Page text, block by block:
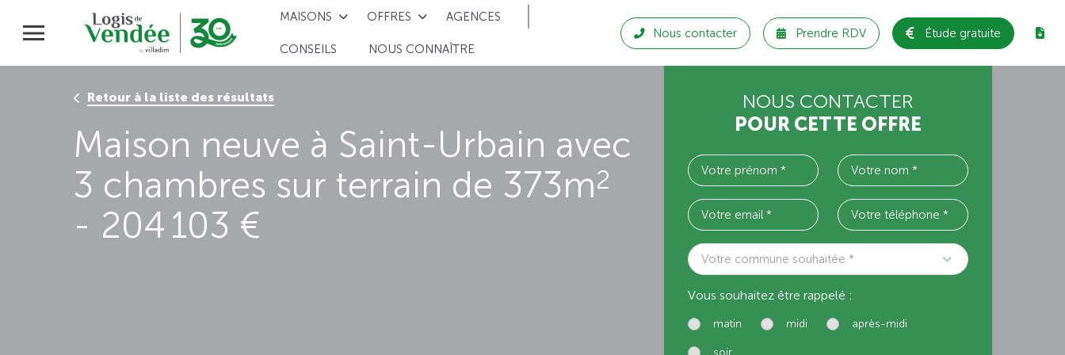
MAISONS OFFRES AGENCES
CONSEILS NOUS CONNAÎTRE
Nous contacter Prendre RDV Étude gratuite
Retour à la liste des résultats
Maison neuve à Saint-Urbain avec
3 chambres sur terrain de 373m2
- 204 103 €
NOUS CONTACTER
POUR CETTE OFFRE
Votre commune souhaitée *
Vous souhaitez être rappelé :
matin midi après-midi